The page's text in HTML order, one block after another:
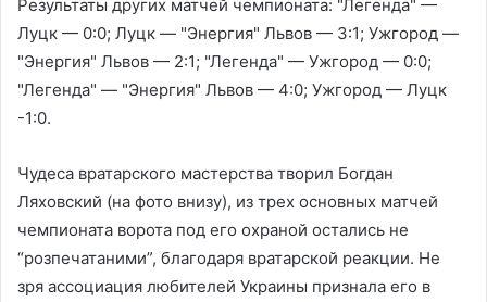
Результаты других матчей чемпионата: "Легенда" —
Луцк — 0:0; Луцк — "Энергия" Львов — 3:1; Ужгород —
"Энергия" Львов — 2:1; "Легенда" — Ужгород — 0:0;
"Легенда" — "Энергия" Львов — 4:0; Ужгород — Луцк
-1:0.
Чудеса вратарского мастерства творил Богдан
Ляховский (на фото внизу), из трех основных матчей
чемпионата ворота под его охраной остались не
“розпечатаними”, благодаря вратарской реакции. Не
зря ассоциация любителей Украины признала его в